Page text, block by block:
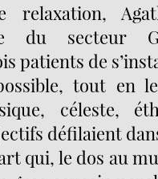
du secteur
patients de
tout en
céleste,
défilaient
qui, le dos au